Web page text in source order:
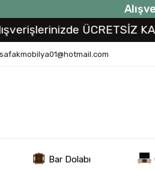
ÜCRETSİZ KARGO!
safakmobilya01@hotmail.com
Bar Dolabı